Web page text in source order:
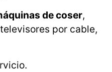
de coser,
por cable,